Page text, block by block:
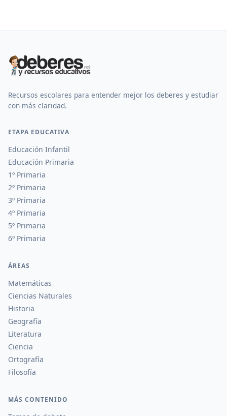
Recursos escolares para entender mejor los deberes y estudiar
con más claridad.
ETAPA EDUCATIVA
Educación Infantil
Educación Primaria
1º Primaria
2º Primaria
3º Primaria
4º Primaria
5º Primaria
6º Primaria
ÁREAS
Matemáticas
Ciencias Naturales
Historia
Geografía
Literatura
Ciencia
Ortografía
Filosofía
MÁS CONTENIDO